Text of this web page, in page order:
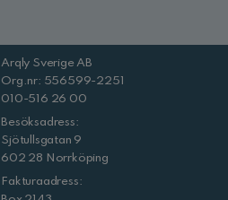
Arqly Sverige AB
Org.nr: 556599-2251
010-516 26 00
Besöksadress:
Sjötullsgatan 9
602 28 Norrköping
Fakturaadress: